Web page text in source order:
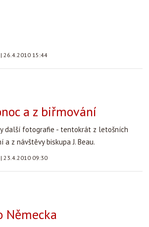
| 26.4.2010 15:44
a z biřmování
další fotografie - tentokrát z letošních
a z návštěvy biskupa J. Beau.
| 23.4.2010 09:30
Německa